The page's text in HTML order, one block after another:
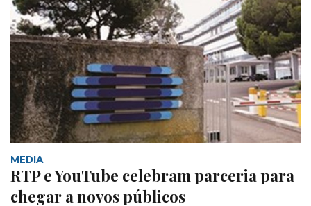
MEDIA
RTP e YouTube celebram parceria para
chegar a novos públicos